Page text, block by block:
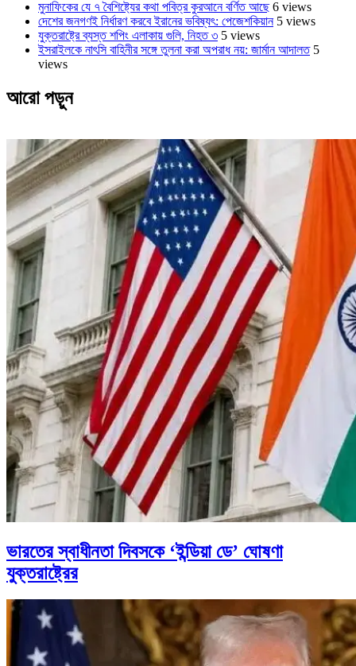
মুনাফিকের যে ৭ বৈশিষ্ট্যের কথা পবিত্র কুরআনে বর্ণিত আছে 6 views
দেশের জনগণই নির্ধারণ করবে ইরানের ভবিষ্যৎ: পেজেশকিয়ান 5 views
যুক্তরাষ্ট্রে ব্যস্ত শপিং এলাকায় গুলি, নিহত ৩ 5 views
ইসরাইলকে নাৎসি বাহিনীর সঙ্গে তুলনা করা অপরাধ নয়: জার্মান আদালত 5
views
আরো পড়ুন
ভারতের স্বাধীনতা দিবসকে ‘ইন্ডিয়া ডে’ ঘোষণা
যুক্তরাষ্ট্রের